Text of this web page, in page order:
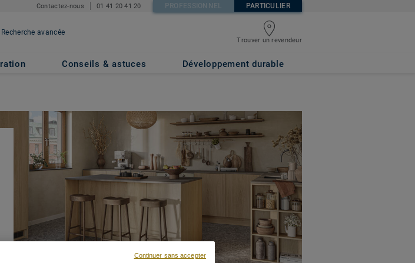
Contactez-nous 01 41 20 41 20 PROFESSIONNEL PARTICULIER
Recherche avancée
Trouver un revendeur
Conseils & astuces Développement durable
Continuer sans accepter